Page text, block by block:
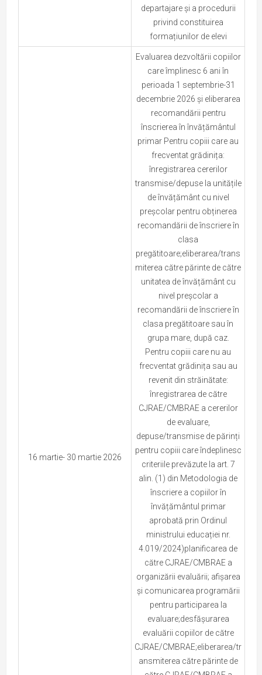
departajare și a procedurii
privind constituirea
formațiunilor de elevi
16 martie- 30 martie 2026
Evaluarea dezvoltării copiilor
care împlinesc 6 ani în
perioada 1 septembrie-31
decembrie 2026 și eliberarea
recomandării pentru
înscrierea în învățământul
primar Pentru copiii care au
frecventat grădinița:
înregistrarea cererilor
transmise/depuse la unitățile
de învățământ cu nivel
preșcolar pentru obținerea
recomandării de înscriere în
clasa
pregătitoare;eliberarea/trans
miterea către părinte de către
unitatea de învățământ cu
nivel preșcolar a
recomandării de înscriere în
clasa pregătitoare sau în
grupa mare, după caz.
Pentru copiii care nu au
frecventat grădinița sau au
revenit din străinătate:
înregistrarea de către
CJRAE/CMBRAE a cererilor
de evaluare,
depuse/transmise de părinți
pentru copiii care îndeplinesc
criteriile prevăzute la art. 7
alin. (1) din Metodologia de
înscriere a copiilor în
învățământul primar
aprobată prin Ordinul
ministrului educației nr.
4.019/2024)planificarea de
către CJRAE/CMBRAE a
organizării evaluării; afișarea
și comunicarea programării
pentru participarea la
evaluare;desfășurarea
evaluării copiilor de către
CJRAE/CMBRAE;eliberarea/tr
ansmiterea către părinte de